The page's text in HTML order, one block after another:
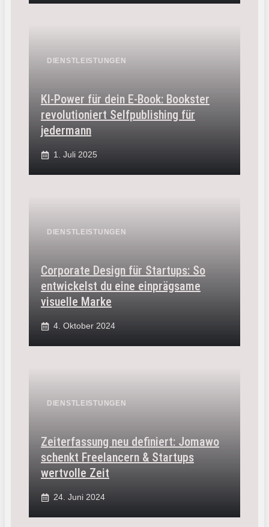
DIENSTLEISTUNGEN
KI-Power für dein E-Book: Bookster
revolutioniert Selfpublishing für
jedermann
1. Juli 2025
DIENSTLEISTUNGEN
Corporate Design für Startups: So
entwickelst du eine einprägsame
visuelle Marke
4. Oktober 2024
DIENSTLEISTUNGEN
Zeiterfassung neu definiert: Jomawo
schenkt Freelancern & Startups
wertvolle Zeit
24. Juni 2024